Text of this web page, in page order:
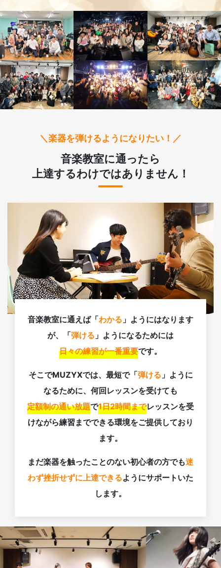
＼楽器を弾けるようになりたい！／
音楽教室に通ったら
上達するわけではありません！
音楽教室に通えば「わかる 」ようにはなります
が、「弾ける 」ようになるためには
日々の練習が一番重要です。
そこでMUZYXでは、最短で「弾ける 」ように
なるために、何回レッスンを受けても
定額制の通い放題で1日2時間までレッスンを受
けながら練習までできる環境をご提供しており
ます。
まだ楽器を触ったことのない初心者の方でも迷
わず挫折せずに上達できるようにサポートいた
します。